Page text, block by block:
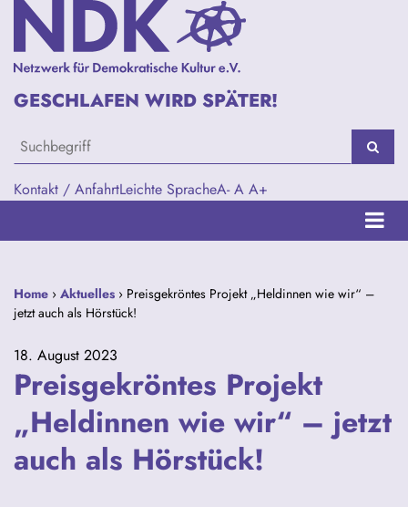
Kontakt / AnfahrtLeichte SpracheA- A A+
GESCHLAFEN WIRD SPÄTER!
Home › Aktuelles › Preisgekröntes Projekt „Heldinnen wie wir“ –
jetzt auch als Hörstück!
18. August 2023
Preisgekröntes Projekt
„Heldinnen wie wir“ – jetzt
auch als Hörstück!